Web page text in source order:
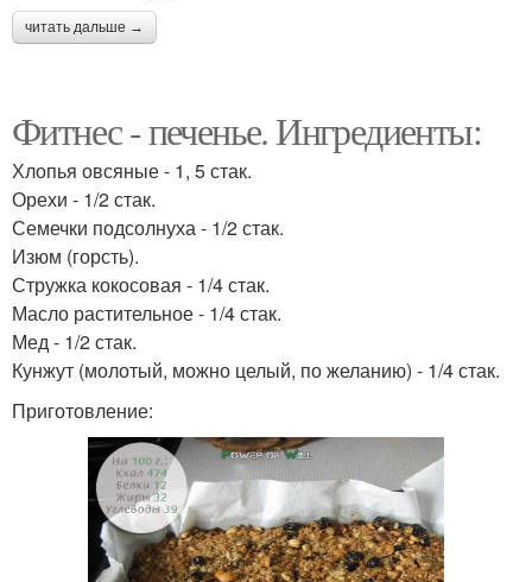
читать дальше →
Фитнес - печенье. Ингредиенты:
Хлопья овсяные - 1, 5 стак.
Орехи - 1/2 стак.
Семечки подсолнуха - 1/2 стак.
Изюм (горсть).
Стружка кокосовая - 1/4 стак.
Масло растительное - 1/4 стак.
Мед - 1/2 стак.
Кунжут (молотый, можно целый, по желанию) - 1/4 стак.
Приготовление: